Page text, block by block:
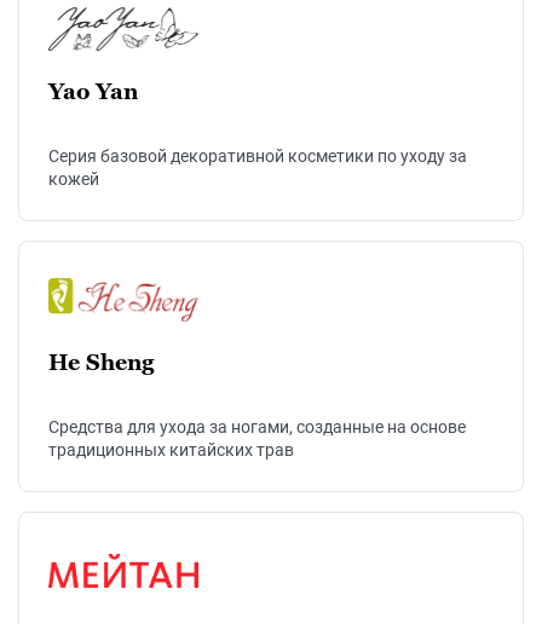
Yao Yan
Cерия базовой декоративной косметики по уходу за
кожей
He Sheng
Cредства для ухода за ногами, созданные на основе
традиционных китайских трав